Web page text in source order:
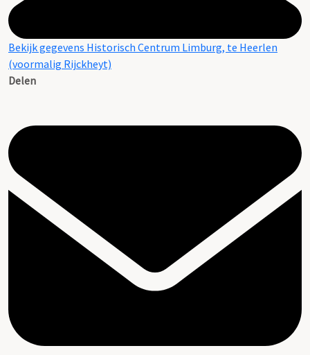
Bekijk gegevens Historisch Centrum Limburg, te Heerlen
(voormalig Rijckheyt)
Delen